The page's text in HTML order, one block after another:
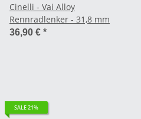
Cinelli - Vai Alloy
Rennradlenker - 31,8 mm
36,90 € *
SALE 21%